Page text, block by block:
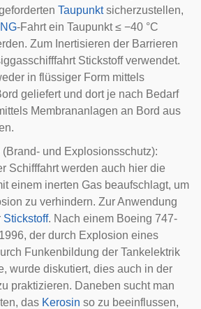
Taupunktsicherzustellen,
-Fahrt ein Taupunkt ≤ −40 °C
Zum Inertisieren der Barrieren
Stickstoff verwendet.
in flüssiger Form mittels
geliefert und dort je nach Bedarf
Membrananlagen an Bord aus
(Brand- und Explosionsschutz):
Schifffahrt werden auch hier die
einem inerten Gas beaufschlagt, um
zu verhindern. Zur Anwendung
Stickstoff. Nach einem Boeing 747-
der durch Explosion eines
Funkenbildung der Tankelektrik
wurde diskutiert, dies auch in der
praktizieren. Daneben sucht man
das Kerosin so zu beeinflussen,